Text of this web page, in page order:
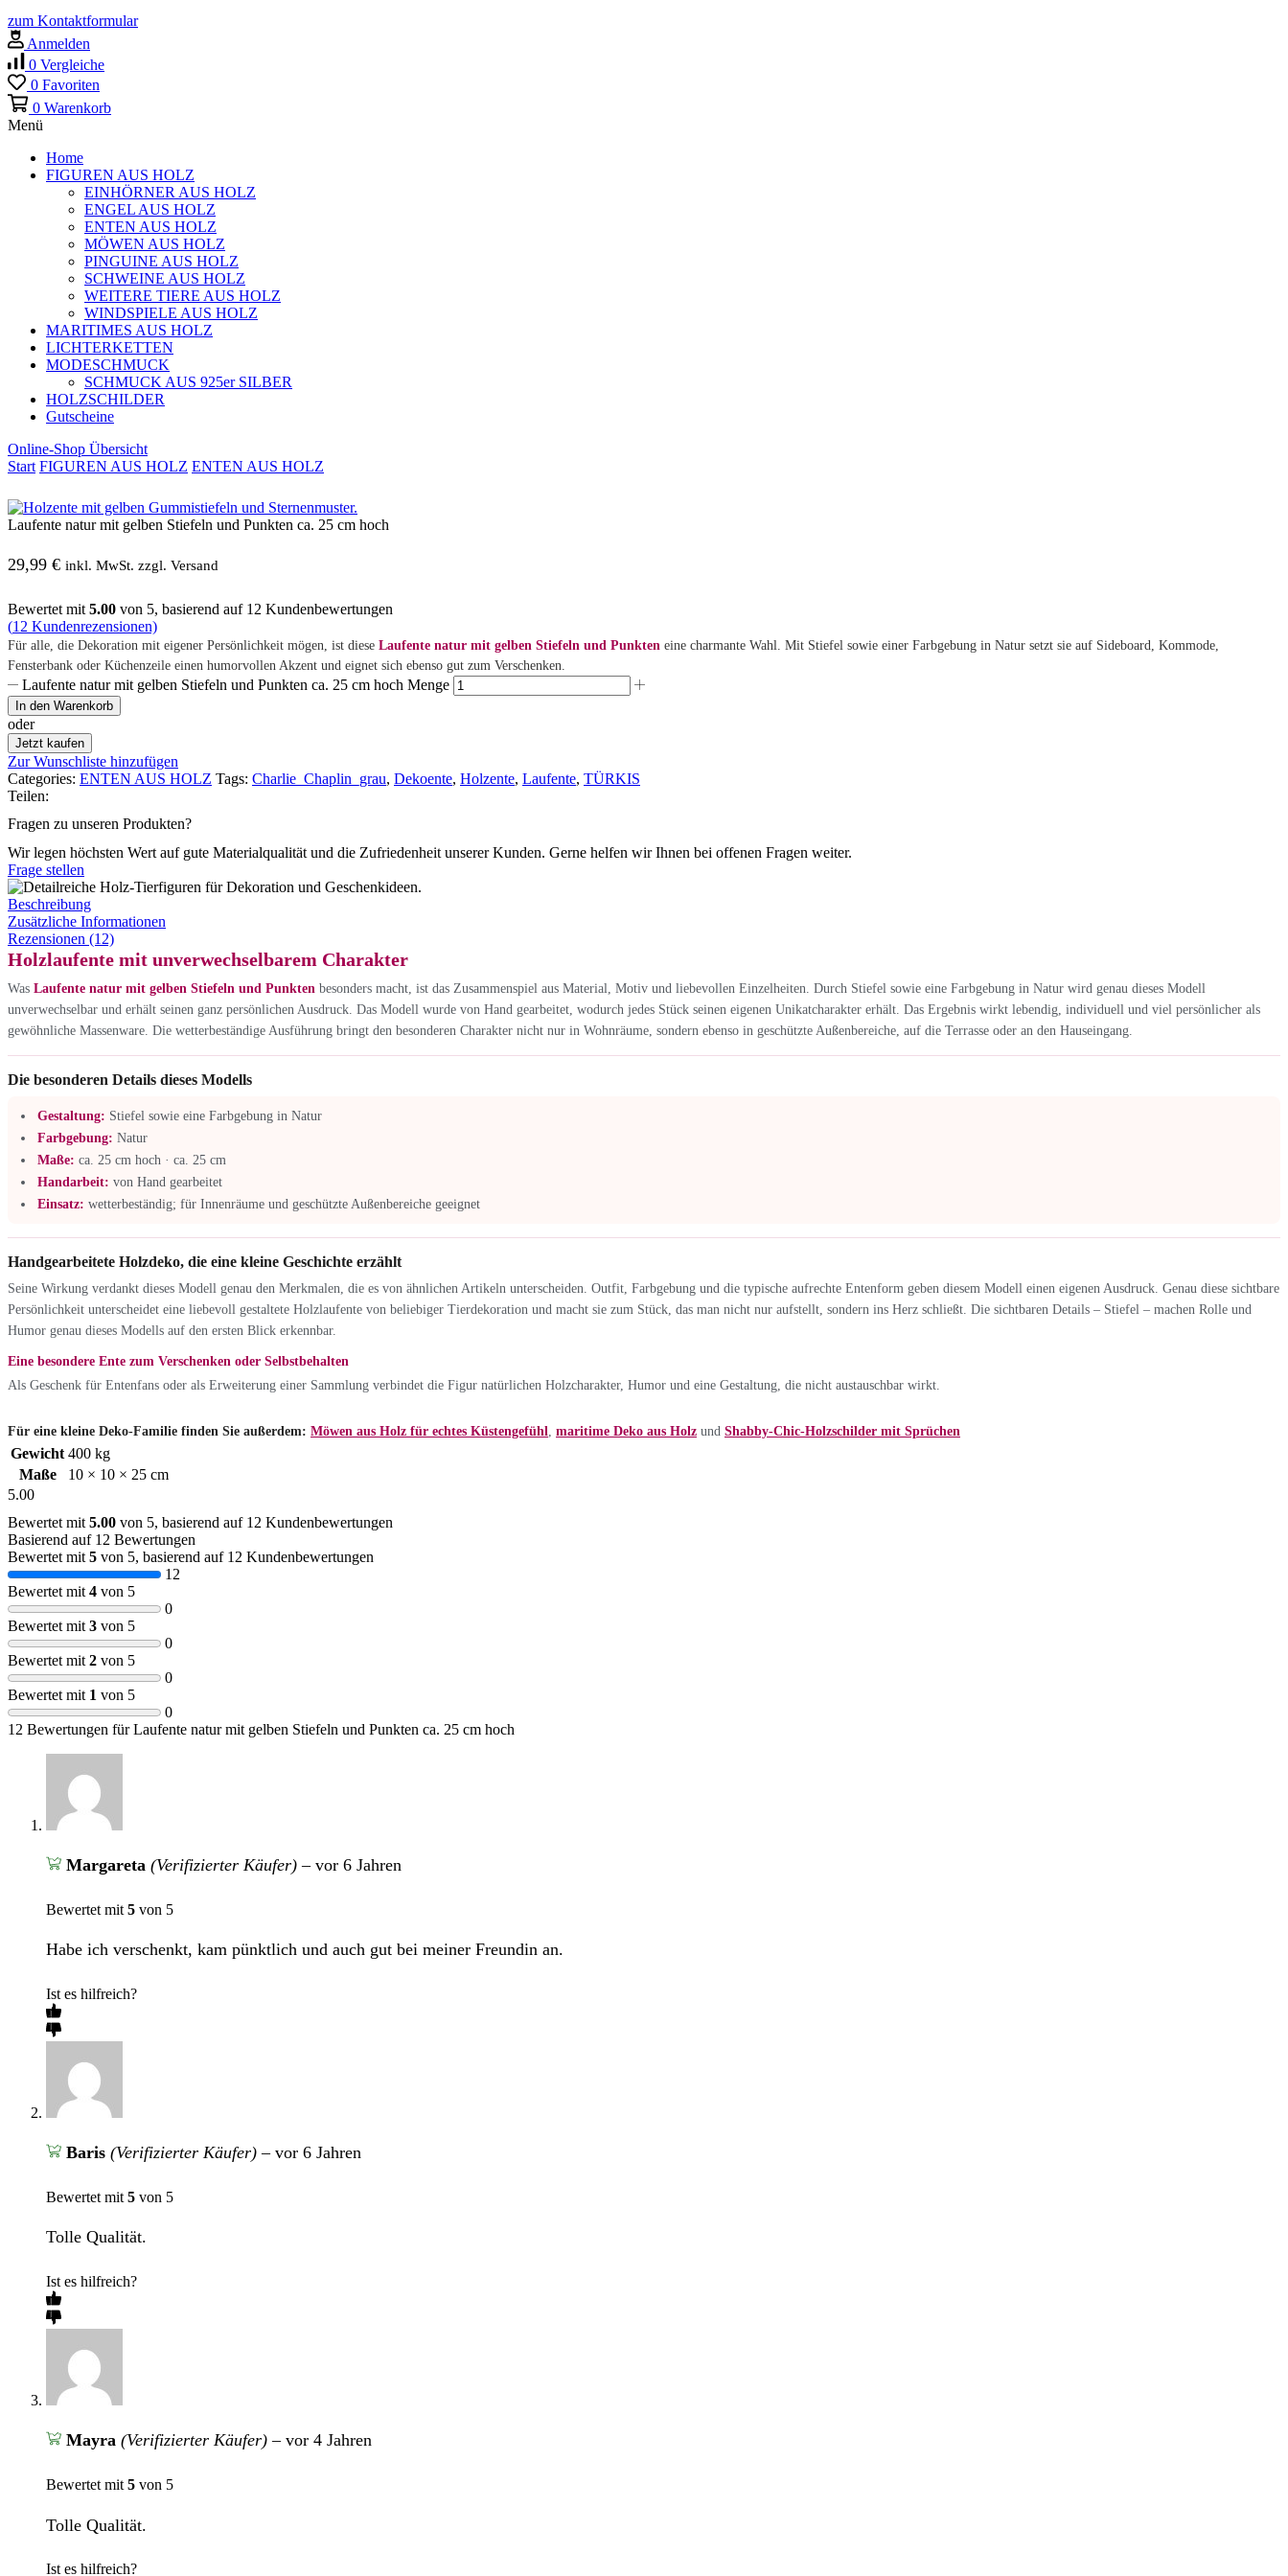
zum Kontaktformular
Anmelden
0 Vergleiche
0 Favoriten
0 Warenkorb
Menü
Home
FIGUREN AUS HOLZ
EINHÖRNER AUS HOLZ
ENGEL AUS HOLZ
ENTEN AUS HOLZ
MÖWEN AUS HOLZ
PINGUINE AUS HOLZ
SCHWEINE AUS HOLZ
WEITERE TIERE AUS HOLZ
WINDSPIELE AUS HOLZ
MARITIMES AUS HOLZ
LICHTERKETTEN
MODESCHMUCK
SCHMUCK AUS 925er SILBER
HOLZSCHILDER
Gutscheine
Online-Shop Übersicht
Start FIGUREN AUS HOLZ ENTEN AUS HOLZ
Laufente natur mit gelben Stiefeln und Punkten ca. 25 cm hoch
29,99 € inkl. MwSt. zzgl. Versand
Bewertet mit 5.00 von 5, basierend auf 12 Kundenbewertungen
(12 Kundenrezensionen)
Für alle, die Dekoration mit eigener Persönlichkeit mögen, ist diese Laufente natur mit gelben Stiefeln und Punkten eine charmante Wahl. Mit Stiefel sowie einer Farbgebung in Natur setzt sie auf Sideboard, Kommode,
Fensterbank oder Küchenzeile einen humorvollen Akzent und eignet sich ebenso gut zum Verschenken.
Laufente natur mit gelben Stiefeln und Punkten ca. 25 cm hoch Menge
In den Warenkorb
oder
Jetzt kaufen
Zur Wunschliste hinzufügen
Categories: ENTEN AUS HOLZ Tags: Charlie_Chaplin_grau, Dekoente, Holzente, Laufente, TÜRKIS
Teilen:
Fragen zu unseren Produkten?
Wir legen höchsten Wert auf gute Materialqualität und die Zufriedenheit unserer Kunden. Gerne helfen wir Ihnen bei offenen Fragen weiter.
Frage stellen
Beschreibung
Zusätzliche Informationen
Rezensionen (12)
Holzlaufente mit unverwechselbarem Charakter
Was Laufente natur mit gelben Stiefeln und Punkten besonders macht, ist das Zusammenspiel aus Material, Motiv und liebevollen Einzelheiten. Durch Stiefel sowie eine Farbgebung in Natur wird genau dieses Modell
unverwechselbar und erhält seinen ganz persönlichen Ausdruck. Das Modell wurde von Hand gearbeitet, wodurch jedes Stück seinen eigenen Unikatcharakter erhält. Das Ergebnis wirkt lebendig, individuell und viel persönlicher als
gewöhnliche Massenware. Die wetterbeständige Ausführung bringt den besonderen Charakter nicht nur in Wohnräume, sondern ebenso in geschützte Außenbereiche, auf die Terrasse oder an den Hauseingang.
Die besonderen Details dieses Modells
Gestaltung: Stiefel sowie eine Farbgebung in Natur
Farbgebung: Natur
Maße: ca. 25 cm hoch · ca. 25 cm
Handarbeit: von Hand gearbeitet
Einsatz: wetterbeständig; für Innenräume und geschützte Außenbereiche geeignet
Handgearbeitete Holzdeko, die eine kleine Geschichte erzählt
Seine Wirkung verdankt dieses Modell genau den Merkmalen, die es von ähnlichen Artikeln unterscheiden. Outfit, Farbgebung und die typische aufrechte Entenform geben diesem Modell einen eigenen Ausdruck. Genau diese sichtbare
Persönlichkeit unterscheidet eine liebevoll gestaltete Holzlaufente von beliebiger Tierdekoration und macht sie zum Stück, das man nicht nur aufstellt, sondern ins Herz schließt. Die sichtbaren Details – Stiefel – machen Rolle und
Humor genau dieses Modells auf den ersten Blick erkennbar.
Eine besondere Ente zum Verschenken oder Selbstbehalten
Als Geschenk für Entenfans oder als Erweiterung einer Sammlung verbindet die Figur natürlichen Holzcharakter, Humor und eine Gestaltung, die nicht austauschbar wirkt.
Für eine kleine Deko-Familie finden Sie außerdem: Möwen aus Holz für echtes Küstengefühl maritime Deko aus Holz und Shabby-Chic-Holzschilder mit Sprüchen
Gewicht 400 kg
Maße
10 × 10 × 25 cm
5.00
Bewertet mit 5.00 von 5, basierend auf 12 Kundenbewertungen
Basierend auf 12 Bewertungen
Bewertet mit 5 von 5, basierend auf 12 Kundenbewertungen
12
Bewertet mit 4 von 5
0
Bewertet mit 3 von 5
0
Bewertet mit 2 von 5
0
Bewertet mit 1 von 5
0
12 Bewertungen fürLaufente natur mit gelben Stiefeln und Punkten ca. 25 cm hoch
Margareta (Verifizierter Käufer) – vor 6 Jahren
Bewertet mit 5 von 5
Habe ich verschenkt, kam pünktlich und auch gut bei meiner Freundin an.
Ist es hilfreich?
Baris (Verifizierter Käufer) – vor 6 Jahren
Bewertet mit 5 von 5
Tolle Qualität.
Ist es hilfreich?
Mayra (Verifizierter Käufer) – vor 4 Jahren
Bewertet mit 5 von 5
Tolle Qualität.
Ist es hilfreich?